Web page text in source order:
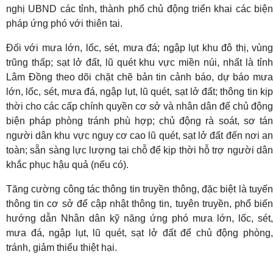
nghị UBND các tỉnh, thành phố chủ động triển khai các biện
pháp ứng phó với thiên tai.
Đối với mưa lớn, lốc, sét, mưa đá; ngập lụt khu đô thị, vùng
trũng thấp; sạt lở đất, lũ quét khu vực miền núi, nhất là tỉnh
Lâm Đồng theo dõi chặt chẽ bản tin cảnh báo, dự báo mưa
lớn, lốc, sét, mưa đá, ngập lụt, lũ quét, sạt lở đất; thông tin kịp
thời cho các cấp chính quyền cơ sở và nhân dân để chủ động
biện pháp phòng tránh phù hợp; chủ động rà soát, sơ tán
người dân khu vực nguy cơ cao lũ quét, sạt lở đất đến nơi an
toàn; sẵn sàng lực lượng tại chỗ để kịp thời hỗ trợ người dân
khắc phục hậu quả (nếu có).
Tăng cường công tác thông tin truyền thông, đặc biệt là tuyến
thông tin cơ sở để cập nhật thông tin, tuyên truyền, phổ biến
hướng dẫn Nhân dân kỹ năng ứng phó mưa lớn, lốc, sét,
mưa đá, ngập lụt, lũ quét, sạt lở đất để chủ động phòng,
tránh, giảm thiểu thiệt hại.